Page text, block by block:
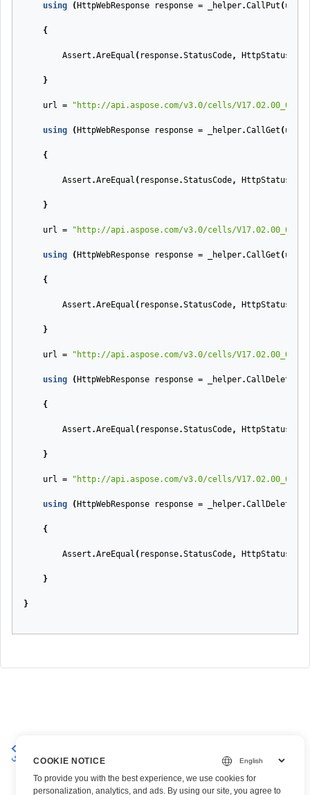
using ( HttpWebResponse response = _helper.CallPut ( url
{
Assert .AreEqual ( response.StatusCode, HttpStatusCode
}
url = "http://api.aspose.com/v3.0/cells/
using ( HttpWebResponse response = _helper.CallGet ( url
{
Assert .AreEqual ( response.StatusCode, HttpStatusCode
}
url = "http://api.aspose.com/v3.0/cells/
using ( HttpWebResponse response = _helper.CallGet ( url
{
Assert .AreEqual ( response.StatusCode, HttpStatusCode
}
url = "http://api.aspose.com/v3.0/cells/
using ( HttpWebResponse response = _helper.CallDelete
{
Assert .AreEqual ( response.StatusCode, HttpStatusCode
}
url = "http://api.aspose.com/v3.0/cells/
using ( HttpWebResponse response = _helper.CallDelete
{
Assert .AreEqual ( response.StatusCode, HttpStatusCode
}
}
محوريCOOKIE NOTICE
To provide you with the best experience, we use cookies for
personalization, analytics, and ads. By using our site, you agree to